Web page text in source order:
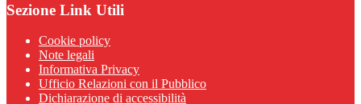
Sezione Link Utili
Cookie policy
Note legali
Informativa Privacy
Ufficio Relazioni con il Pubblico
Dichiarazione di accessibilità